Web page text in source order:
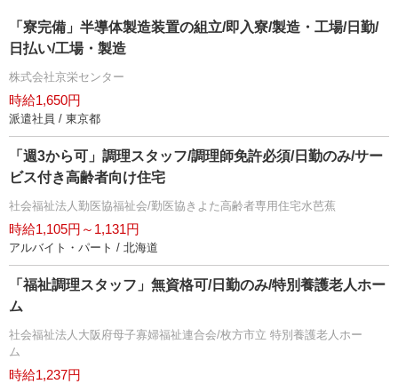
「寮完備」半導体製造装置の組立/即入寮/製造・工場/日勤/
日払い/工場・製造
株式会社京栄センター
時給1,650円
派遣社員 / 東京都
「週3から可」調理スタッフ/調理師免許必須/日勤のみ/サー
ビス付き高齢者向け住宅
社会福祉法人勤医協福祉会/勤医協きよた高齢者専用住宅水芭蕉
時給1,105円～1,131円
アルバイト・パート / 北海道
「福祉調理スタッフ」無資格可/日勤のみ/特別養護老人ホー
ム
社会福祉法人大阪府母子寡婦福祉連合会/枚方市立 特別養護老人ホー
ム
時給1,237円